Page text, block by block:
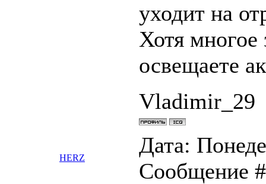
уходит на
Хотя многое
освещаете
Vladimir_29
HERZ
Дата:
Сообщение